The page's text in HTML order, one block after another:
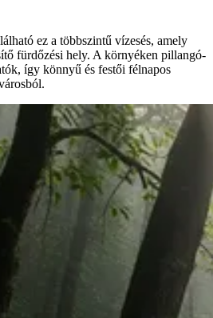
ez a többszintű vízesés, amely
fürdőzési hely. A környéken pillangó-
így könnyű és festői félnapos